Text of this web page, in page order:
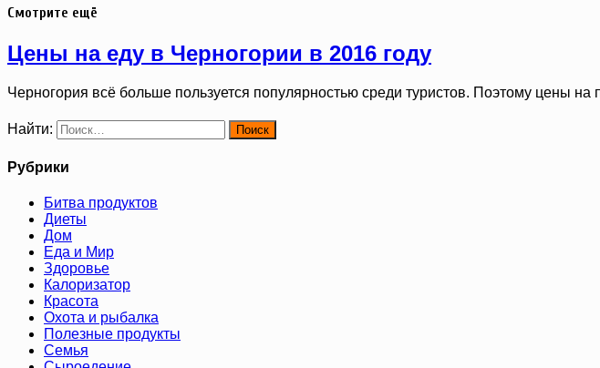
Смотрите ещё
Цены на еду в Черногории в 2016 году
Черногория всё больше пользуется популярностью среди туристов. Поэтому цены
Найти:
Рубрики
Битва продуктов
Диеты
Дом
Еда и Мир
Здоровье
Калоризатор
Красота
Охота и рыбалка
Полезные продукты
Семья